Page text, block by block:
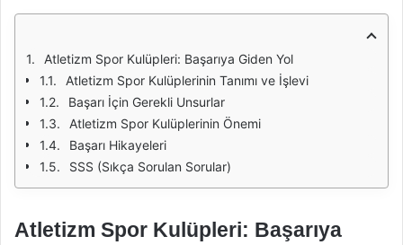
Atletizm Spor Kulüpleri: Başarıya Giden Yol
Atletizm Spor Kulüplerinin Tanımı ve İşlevi
Başarı İçin Gerekli Unsurlar
Atletizm Spor Kulüplerinin Önemi
Başarı Hikayeleri
SSS (Sıkça Sorulan Sorular)
Atletizm Spor Kulüpleri: Başarıya